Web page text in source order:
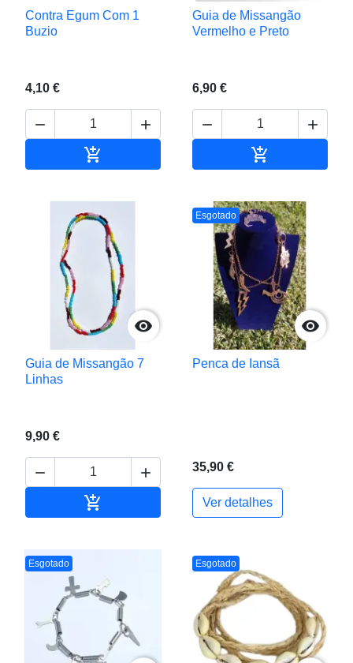
Contra Egum Com 1
Buzio
4,10 €
 

Guia de Missangão
Vermelho e Preto
6,90 €
 


Guia de Missangão 7
Linhas
9,90 €
 
 Adicionar ao carrinho
Esgotado

Penca de Iansã
35,90 €
Ver detalhes
Esgotado Esgotado